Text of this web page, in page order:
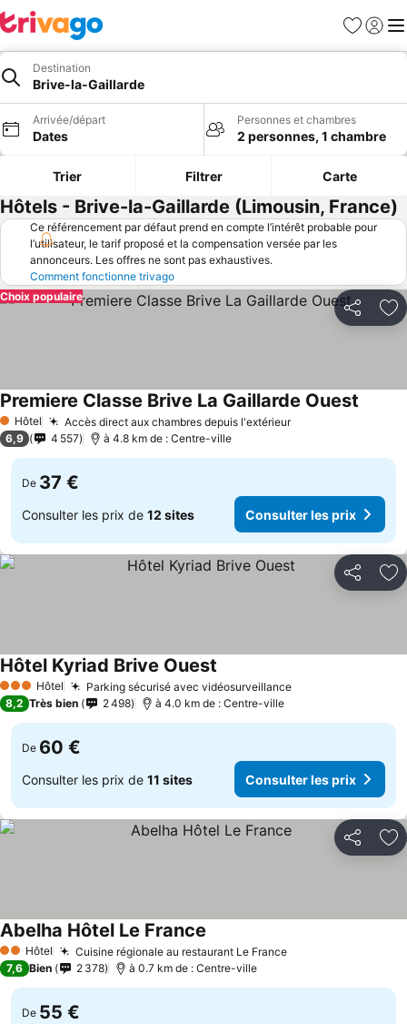
Favoris
Se
Destination
Brive-la-Gaillarde
Arrivée/départ
Dates
Personnes et chambres
2 personnes, 1 chambre
Trier Filtrer Carte
Hôtels - Brive-la-Gaillarde (Limousin, France)
Ce référencement par défaut prend en compte l’intérêt probable pour
l’utilisateur, le tarif proposé et la compensation versée par les
annonceurs. Les offres ne sont pas exhaustives.
Comment fonctionne trivago
Partager
Choix populaire
1 Étoiles
Hôtel Accès direct aux chambres depuis l'extérieurConsulter les
Premiere Classe Brive La Gaillarde Ouest
6,9 4 557 à 4.8 km de : Centre-ville
De 37 €
Consulter les prix de 12 sites Consulter les prix
Partager
3 ÉtoilesHôtel Parking sécurisé avec vidéosurveillanceConsulter les
Hôtel Kyriad Brive Ouest
8,2 Très bien 2 498 à 4.0 km de : Centre-ville
De 60 €
Consulter les prix de 11 sites Consulter les prix
Partager
2 Étoiles
Hôtel Cuisine régionale au restaurant Le FranceConsulter les prix
Abelha Hôtel Le France
7,6 Bien 2 378 à 0.7 km de : Centre-ville
De 55 €